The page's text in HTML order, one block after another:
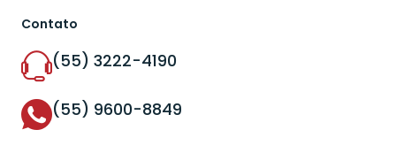
Contato
(55) 3222-4190
(55) 9600-8849